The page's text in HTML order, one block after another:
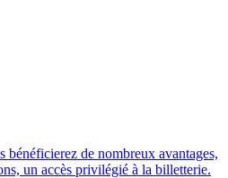
bénéficierez de nombreux avantages,
un accès privilégié à la billetterie.